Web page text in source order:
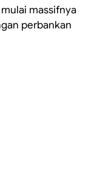
massifnya
perbankan